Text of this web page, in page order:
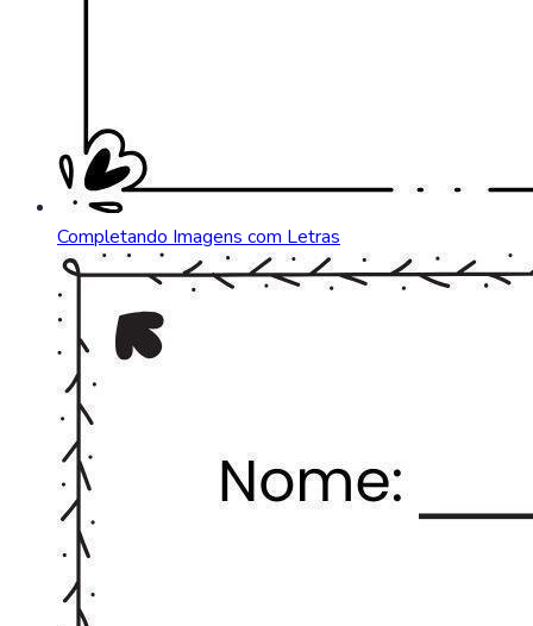
Completando Imagens com Letras